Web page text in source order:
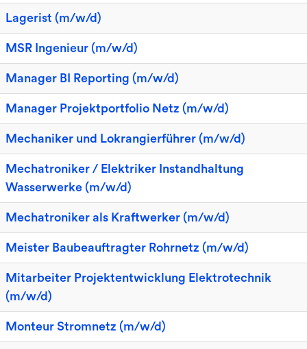
Lagerist (m/w/d)
MSR Ingenieur (m/w/d)
Manager BI Reporting (m/w/d)
Manager Projektportfolio Netz (m/w/d)
Mechaniker und Lokrangierführer (m/w/d)
Mechatroniker / Elektriker Instandhaltung
Wasserwerke (m/w/d)
Mechatroniker als Kraftwerker (m/w/d)
Meister Baubeauftragter Rohrnetz (m/w/d)
Mitarbeiter Projektentwicklung Elektrotechnik
(m/w/d)
Monteur Stromnetz (m/w/d)